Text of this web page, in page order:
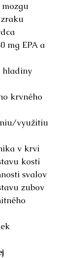
mg EPA a
hladiny
krvného
využitiu
v krvi
kostí
svalov
zubov